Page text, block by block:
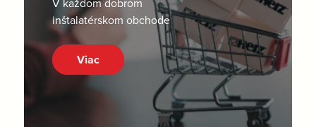
inštalatérskom obchode
Viac